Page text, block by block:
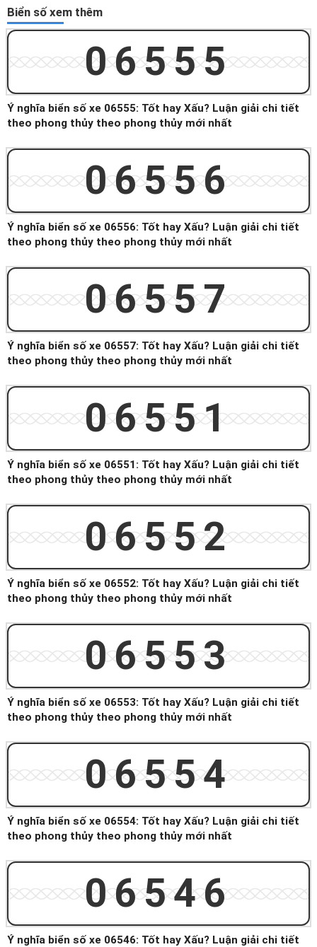
Biển số xem thêm
06555
Ý nghĩa biển số xe 06555: Tốt hay Xấu? Luận giải chi tiết
theo phong thủy theo phong thủy mới nhất
06556
Ý nghĩa biển số xe 06556: Tốt hay Xấu? Luận giải chi tiết
theo phong thủy theo phong thủy mới nhất
06557
Ý nghĩa biển số xe 06557: Tốt hay Xấu? Luận giải chi tiết
theo phong thủy theo phong thủy mới nhất
06551
Ý nghĩa biển số xe 06551: Tốt hay Xấu? Luận giải chi tiết
theo phong thủy theo phong thủy mới nhất
06552
Ý nghĩa biển số xe 06552: Tốt hay Xấu? Luận giải chi tiết
theo phong thủy theo phong thủy mới nhất
06553
Ý nghĩa biển số xe 06553: Tốt hay Xấu? Luận giải chi tiết
theo phong thủy theo phong thủy mới nhất
06554
Ý nghĩa biển số xe 06554: Tốt hay Xấu? Luận giải chi tiết
theo phong thủy theo phong thủy mới nhất
06546
Ý nghĩa biển số xe 06546: Tốt hay Xấu? Luận giải chi tiết